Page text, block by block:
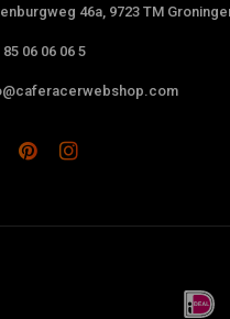
46a, 9723 TM
85 06 06 06 5